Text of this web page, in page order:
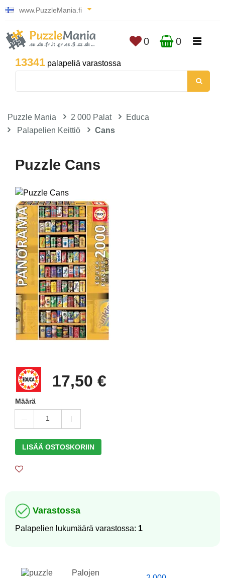
www.PuzzleMania.fi
13341 palapeliä varastossa
0 0
Puzzle Mania 2 000 Palat
Educa
Palapelien Keittiö
Cans
Puzzle Cans
17,50 €
Määrä
1
LISÄÄ OSTOSKORIIN
Varastossa
Palapelien lukumäärä varastossa: 1
Palojen